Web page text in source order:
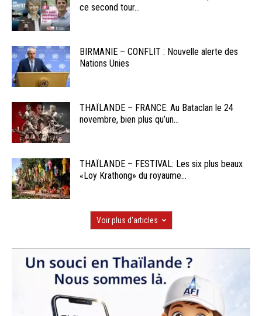
ce second tour...
BIRMANIE – CONFLIT : Nouvelle alerte des
Nations Unies
THAÏLANDE – FRANCE: Au Bataclan le 24
novembre, bien plus qu’un...
THAÏLANDE – FESTIVAL: Les six plus beaux
«Loy Krathong» du royaume...
Voir plus d'articles